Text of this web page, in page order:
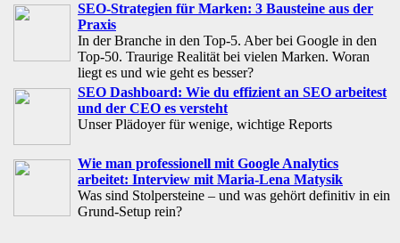
SEO-Strategien für Marken: 3 Bausteine aus der
Praxis
In der Branche in den Top-5. Aber bei Google in den
Top-50. Traurige Realität bei vielen Marken. Woran
liegt es und wie geht es besser?
SEO Dashboard: Wie du effizient an SEO arbeitest
und der CEO es versteht
Unser Plädoyer für wenige, wichtige Reports
Wie man professionell mit Google Analytics
arbeitet: Interview mit Maria-Lena Matysik
Was sind Stolpersteine – und was gehört definitiv in ein
Grund-Setup rein?